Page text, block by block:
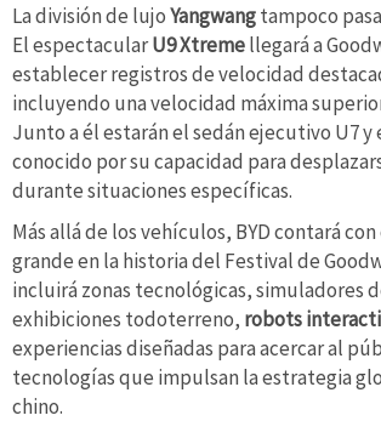
La división de lujoYangwangtampoco
El espectacularU9 Xtremellegará a
establecer registros de velocidad
incluyendo una velocidad máxima
Junto a él estarán el sedán ejecutivo U7 y
conocido por su capacidad para
durante situaciones específicas.
Más allá de los vehículos, BYD contará
grande en la historia del Festival de
incluirá zonas tecnológicas, simuladores
exhibiciones todoterreno, robots
experiencias diseñadas para acercar al
tecnologías que impulsan la estrategia
chino.